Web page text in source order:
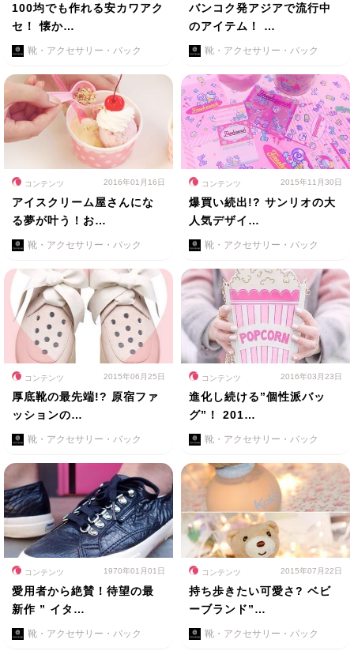
100均でも作れる安カワアク
セ！ 懐か…
靴・アクセサリー・バック
バンコク発アジアで流行中
のアイテム！ …
靴・アクセサリー・バック
コンテンツ 2016年01月16日
アイスクリーム屋さんにな
る夢が叶う！お…
靴・アクセサリー・バック
コンテンツ 2015年11月30日
爆買い続出!? サンリオの大
人気デザイ…
靴・アクセサリー・バック
コンテンツ 2015年06月25日
厚底靴の最先端!? 原宿ファ
ッションの…
靴・アクセサリー・バック
コンテンツ 2016年03月23日
進化し続ける”個性派バッ
グ”！ 201…
靴・アクセサリー・バック
コンテンツ 1970年01月01日
愛用者から絶賛！待望の最
新作 ” イタ…
靴・アクセサリー・バック
コンテンツ 2015年07月22日
持ち歩きたい可愛さ? ベビ
ーブランド”…
靴・アクセサリー・バック